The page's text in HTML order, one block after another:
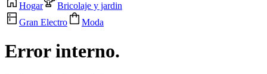
Hogar
Bricolaje y jardin
Gran Electro
Moda
Error interno.